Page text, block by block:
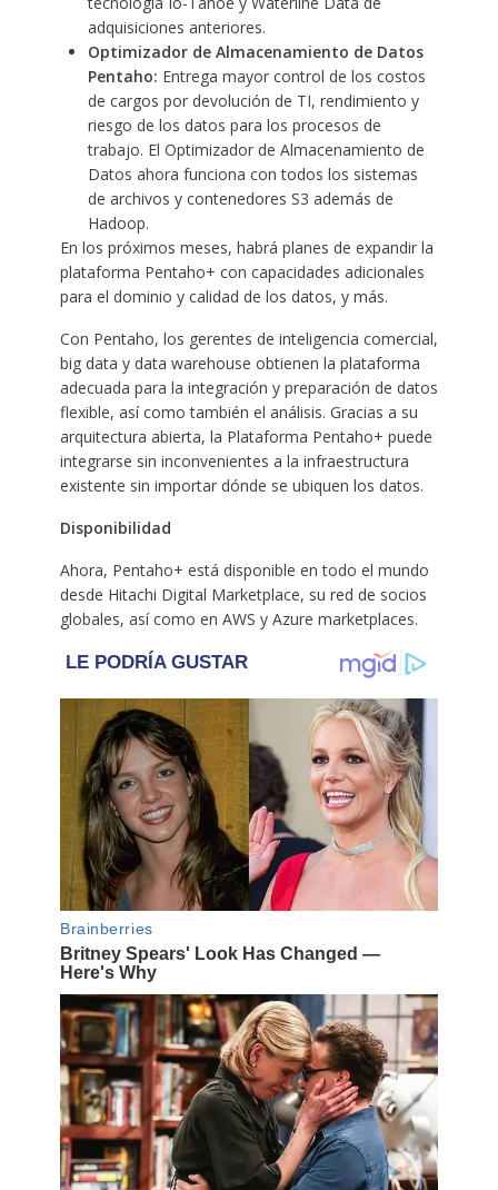
adquisiciones anteriores.
Optimizador de Almacenamiento de Datos
Pentaho: Entrega mayor control de los costos
de cargos por devolución de TI, rendimiento y
riesgo de los datos para los procesos de
trabajo. El Optimizador de Almacenamiento de
Datos ahora funciona con todos los sistemas
de archivos y contenedores S3 además de
Hadoop.
En los próximos meses, habrá planes de expandir la
plataforma Pentaho+ con capacidades adicionales
para el dominio y calidad de los datos, y más.
Con Pentaho, los gerentes de inteligencia comercial,
big data y data warehouse obtienen la plataforma
adecuada para la integración y preparación de datos
flexible, así como también el análisis. Gracias a su
arquitectura abierta, la Plataforma Pentaho+ puede
integrarse sin inconvenientes a la infraestructura
existente sin importar dónde se ubiquen los datos.
Disponibilidad
Ahora, Pentaho+ está disponible en todo el mundo
desde Hitachi Digital Marketplace, su red de socios
globales, así como en AWS y Azure marketplaces.